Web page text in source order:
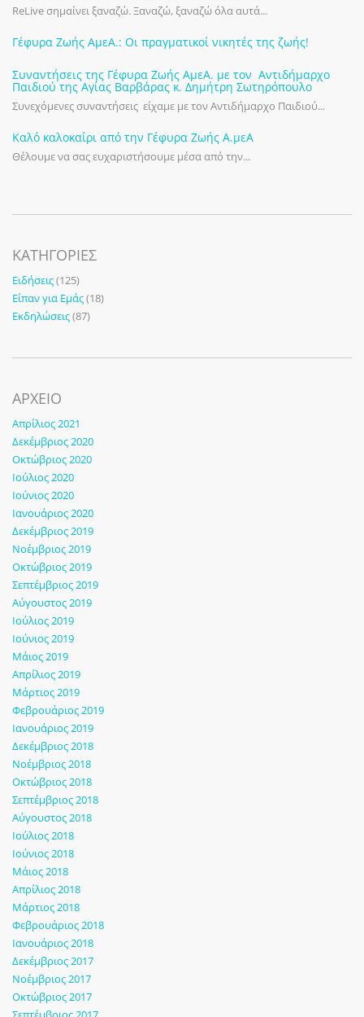
ReLive σημαίνει ξαναζώ. Ξαναζώ, ξαναζώ όλα αυτά...
Γέφυρα Ζωής ΑμεΑ.: Οι πραγματικοί νικητές της ζωής!
Συναντήσεις της Γέφυρα Ζωής ΑμεΑ. με τον Αντιδήμαρχο
Παιδιού της Αγίας Βαρβάρας κ. Δημήτρη Σωτηρόπουλο
Συνεχόμενες συναντήσεις είχαμε με τον Αντιδήμαρχο Παιδιού...
Καλό καλοκαίρι από την Γέφυρα Ζωής Α.μεΑ
Θέλουμε να σας ευχαριστήσουμε μέσα από την...
KΑΤΗΓΟΡΊΕΣ
Ειδήσεις(125)
Είπαν για Εμάς(18)
Εκδηλώσεις(87)
ΑΡΧΕΙΟ
Απρίλιος 2021
Δεκέμβριος 2020
Οκτώβριος 2020
Ιούλιος 2020
Ιούνιος 2020
Ιανουάριος 2020
Δεκέμβριος 2019
Νοέμβριος 2019
Οκτώβριος 2019
Σεπτέμβριος 2019
Αύγουστος 2019
Ιούλιος 2019
Ιούνιος 2019
Μάιος 2019
Απρίλιος 2019
Μάρτιος 2019
Φεβρουάριος 2019
Ιανουάριος 2019
Δεκέμβριος 2018
Νοέμβριος 2018
Οκτώβριος 2018
Σεπτέμβριος 2018
Αύγουστος 2018
Ιούλιος 2018
Ιούνιος 2018
Μάιος 2018
Απρίλιος 2018
Μάρτιος 2018
Φεβρουάριος 2018
Ιανουάριος 2018
Δεκέμβριος 2017
Νοέμβριος 2017
Οκτώβριος 2017